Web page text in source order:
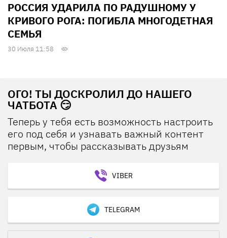
РОССИЯ УДАРИЛА ПО РАДУШНОМУ У
КРИВОГО РОГА: ПОГИБЛА МНОГОДЕТНАЯ
СЕМЬЯ
30 Июля 11:58
ОГО! ТЫ ДОСКРОЛИЛ ДО НАШЕГО
ЧАТБОТА 😏
Теперь у тебя есть возможность настроить
его под себя и узнавать важный контент
первым, чтобы рассказывать друзьям
VIBER
TELEGRAM